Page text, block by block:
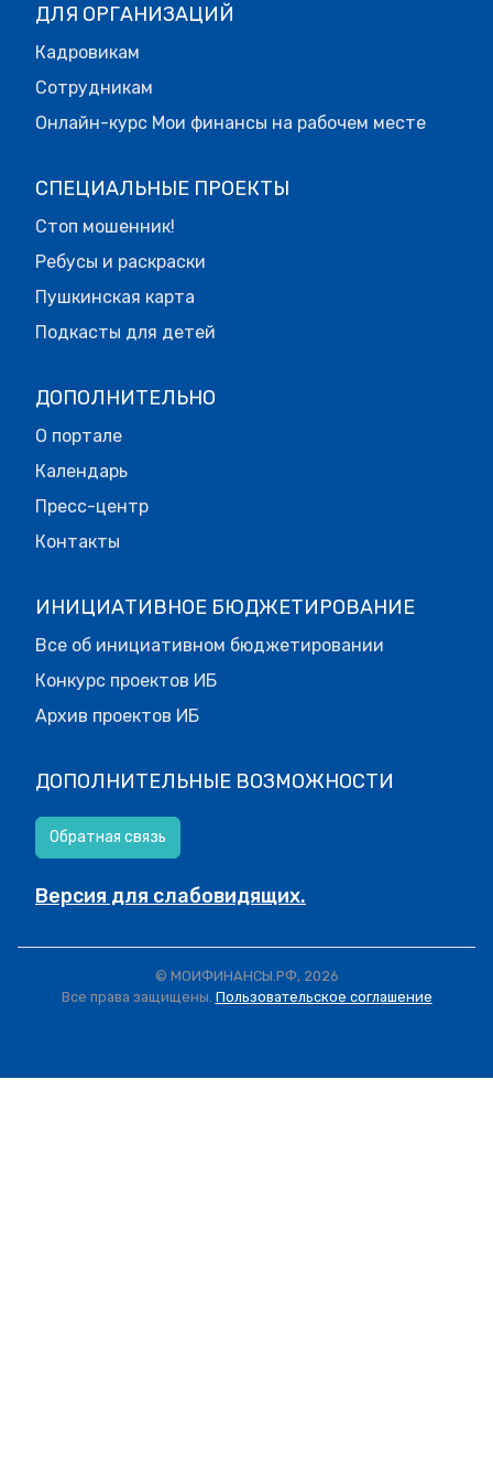
ДЛЯ ОРГАНИЗАЦИЙ
Кадровикам
Сотрудникам
Онлайн-курс Мои финансы на рабочем месте
СПЕЦИАЛЬНЫЕ ПРОЕКТЫ
Стоп мошенник!
Ребусы и раскраски
Пушкинская карта
Подкасты для детей
ДОПОЛНИТЕЛЬНО
О портале
Календарь
Пресс-центр
Контакты
ИНИЦИАТИВНОЕ БЮДЖЕТИРОВАНИЕ
Все об инициативном бюджетировании
Конкурс проектов ИБ
Архив проектов ИБ
ДОПОЛНИТЕЛЬНЫЕ ВОЗМОЖНОСТИ
Обратная связь
Версия для слабовидящих.
© МОИФИНАНСЫ.РФ, 2026
Все права защищены. Пользовательское соглашение